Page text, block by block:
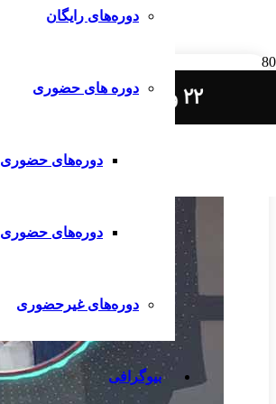
دوره‌های رایگان
دوره های حضوری
دوره‌های حضوری
دوره‌های
دوره‌های غیرحضوری
بیوگرافی